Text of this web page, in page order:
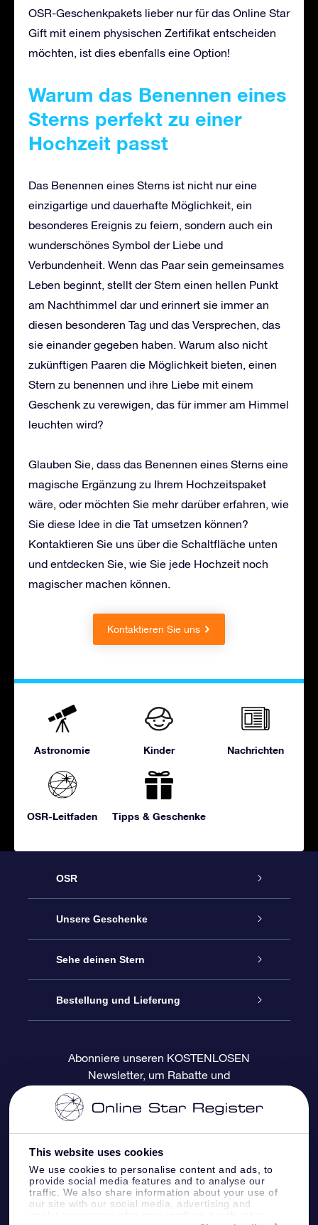
This website uses cookies
We use cookies to personalise content and ads, to
provide social media features and to analyse our
traffic. We also share information about your use of
our site with our social media, advertising and
OSR-Geschenkpakets lieber nur für das Online Star
Gift mit einem physischen Zertifikat entscheiden
möchten, ist dies ebenfalls eine Option!
Warum das Benennen eines
Sterns perfekt zu einer
Hochzeit passt
Das Benennen eines Sterns ist nicht nur eine
einzigartige und dauerhafte Möglichkeit, ein
besonderes Ereignis zu feiern, sondern auch ein
wunderschönes Symbol der Liebe und
Verbundenheit. Wenn das Paar sein gemeinsames
Leben beginnt, stellt der Stern einen hellen Punkt
am Nachthimmel dar und erinnert sie immer an
diesen besonderen Tag und das Versprechen, das
sie einander gegeben haben. Warum also nicht
zukünftigen Paaren die Möglichkeit bieten, einen
Stern zu benennen und ihre Liebe mit einem
Geschenk zu verewigen, das für immer am Himmel
leuchten wird?
Glauben Sie, dass das Benennen eines Sterns eine
magische Ergänzung zu Ihrem Hochzeitspaket
wäre, oder möchten Sie mehr darüber erfahren, wie
Sie diese Idee in die Tat umsetzen können?
Kontaktieren Sie uns über die Schaltfläche unten
und entdecken Sie, wie Sie jede Hochzeit noch
magischer machen können.
Kontaktieren Sie uns
Astronomie Kinder Nachrichten
OSR-Leitfaden Tipps & Geschenke
OSR
Service
Kontakt
Blog
Bewertungen
Unsere Geschenke
Sterne schenken
OSR-Geschenkpaket
OSR-Geschenkgutschein
Firmengeschenke
Sehe deinen Stern
Sternregister
Personalisierte Sternseite
One Million Stars
OSR-Starsaver
VR-App „Fliege mich zu den Sternen“
Bestellung und Lieferung
Zahlungsinformationen
Versandinformationen
Rückgaberecht
Sternbilder
Abonniere unseren KOSTENLOSEN
Newsletter, um Rabatte und